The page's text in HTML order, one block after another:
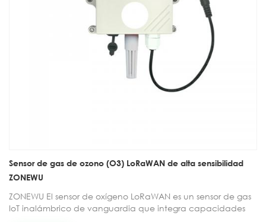
Sensor de gas de ozono (O3) LoRaWAN de alta sensibilidad
ZONEWU
ZONEWU El sensor de oxígeno LoRaWAN es un sensor de gas
IoT inalámbrico de vanguardia que integra capacidades